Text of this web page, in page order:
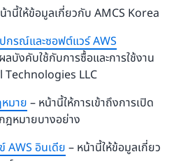
านี้ให้ข้อมูลเกี่ยวกับ AMCS Korea
กรณ์และซอฟต์แวร์ AWS
บังคับใช้กับการซื้อและการใช้งาน
LLC
มาย – หน้านี้ให้การเข้าถึงการเปิด
ฎหมายบางอย่าง
AWS อินเดีย – หน้านี้ให้ข้อมูลเกี่ยว